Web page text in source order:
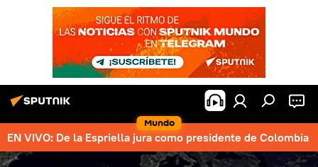
Mundo
EN VIVO: De la Espriella jura como presidente de Colombia